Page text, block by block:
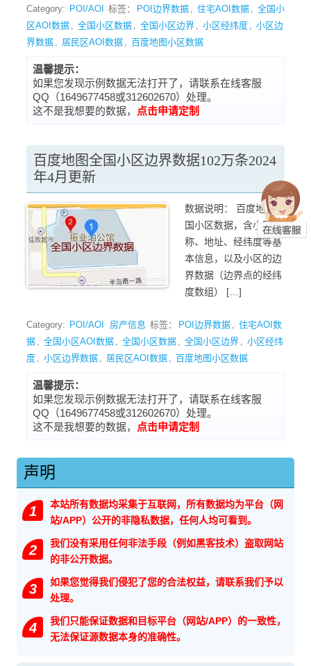
Category: POI/AOI 标签： POI边界数据 , 住宅AOI数据 , 全国小
区AOI数据 , 全国小区数据 , 全国小区边界 , 小区经纬度 , 小区边
界数据 , 居民区AOI数据 , 百度地图小区数据
温馨提示：
如果您发现示例数据无法打开了，请联系在线客服
QQ（1649677458或312602670）处理。
这不是我想要的数据，
点击申请定制
百度地图全国小区边界数据102万条2024
年4月更新
数据说明： 百度地图全
国小区数据，含小区名
称、地址、经纬度等基
本信息，以及小区的边
界数据（边界点的经纬
度数组） […]
Category: POI/AOI 房产信息 标签： POI边界数据 , 住宅AOI数
据 , 全国小区AOI数据 , 全国小区数据 , 全国小区边界 , 小区经纬
度 , 小区边界数据 , 居民区AOI数据 , 百度地图小区数据
温馨提示：
如果您发现示例数据无法打开了，请联系在线客服
QQ（1649677458或312602670）处理。
这不是我想要的数据，
点击申请定制
声明
1
本站所有数据均采集于互联网，所有数据均为平台（网
站/APP）公开的非隐私数据，任何人均可看到。
2
我们没有采用任何非法手段（例如黑客技术）盗取网站
的非公开数据。
3
如果您觉得我们侵犯了您的合法权益，请联系我们予以
处理。
4
我们只能保证数据和目标平台（网站/APP）的一致性，
无法保证源数据本身的准确性。